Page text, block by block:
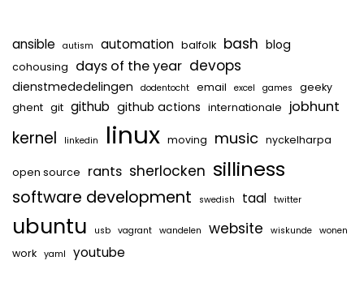
ansible autism automation balfolk bash blog
cohousing days of the year devops
dienstmededelingen dodentocht email excel games
geeky
ghent git github github actions internationale jobhunt
kernel linkedin linux moving music nyckelharpa
open source rants sherlocken silliness
software development swedish taal twitter
ubuntu usb vagrant wandelen website wiskunde wonen
work yaml youtube